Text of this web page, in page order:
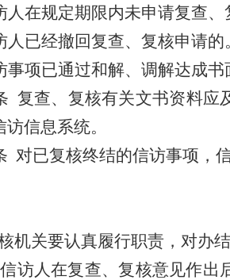
人在规定期限内未申请复查、
人已经撤回复查、复核申请的
事项已通过和解、调解达成书
复查、复核有关文书资料应
信息系统。
对已复核终结的信访事项，
机关要认真履行职责，对办
信访人在复查、复核意见作出